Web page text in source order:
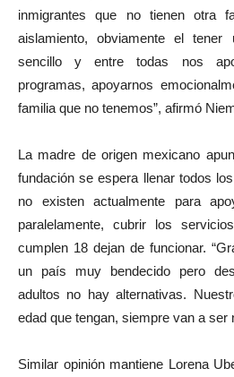
inmigrantes que no tienen otra
aislamiento, obviamente el
sencillo y entre todas nos
programas, apoyarnos
familia que no tenemos”, afirmó
La madre de origen mexicano
fundación se espera llenar todos
no existen actualmente para
paralelamente, cubrir los
cumplen 18 dejan de funcionar.
un país muy bendecido pero
adultos no hay alternativas.
edad que tengan, siempre van a ser
Similar opinión mantiene Lorena